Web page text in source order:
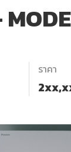
ราคา